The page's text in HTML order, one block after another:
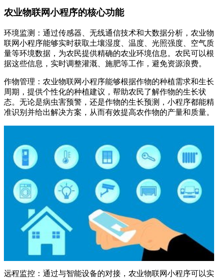
农业物联网小程序的核心功能
环境监测：通过传感器、无线通信技术和大数据分析，农业物
联网小程序能够实时获取土壤湿度、温度、光照强度、空气质
量等环境数据，为农民提供精确的农业环境信息。农民可以根
据这些信息，实时调整灌溉、施肥等工作，避免资源浪费。
作物管理：农业物联网小程序能够根据作物的种植需求和生长
周期，提供个性化的种植建议，帮助农民了解作物的生长状
态。无论是病虫害预警，还是作物的生长预测，小程序都能精
准识别并给出解决方案，从而有效提高农作物的产量和质量。
远程监控：通过与智能设备的对接，农业物联网小程序可以实